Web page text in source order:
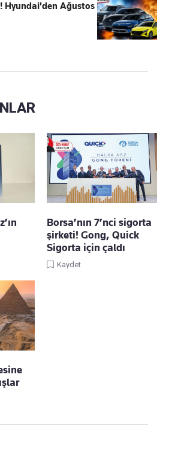
Hyundai'den Ağustos
Borsa’nın 7’nci sigorta
şirketi! Gong, Quick
Sigorta için çaldı
Kaydet